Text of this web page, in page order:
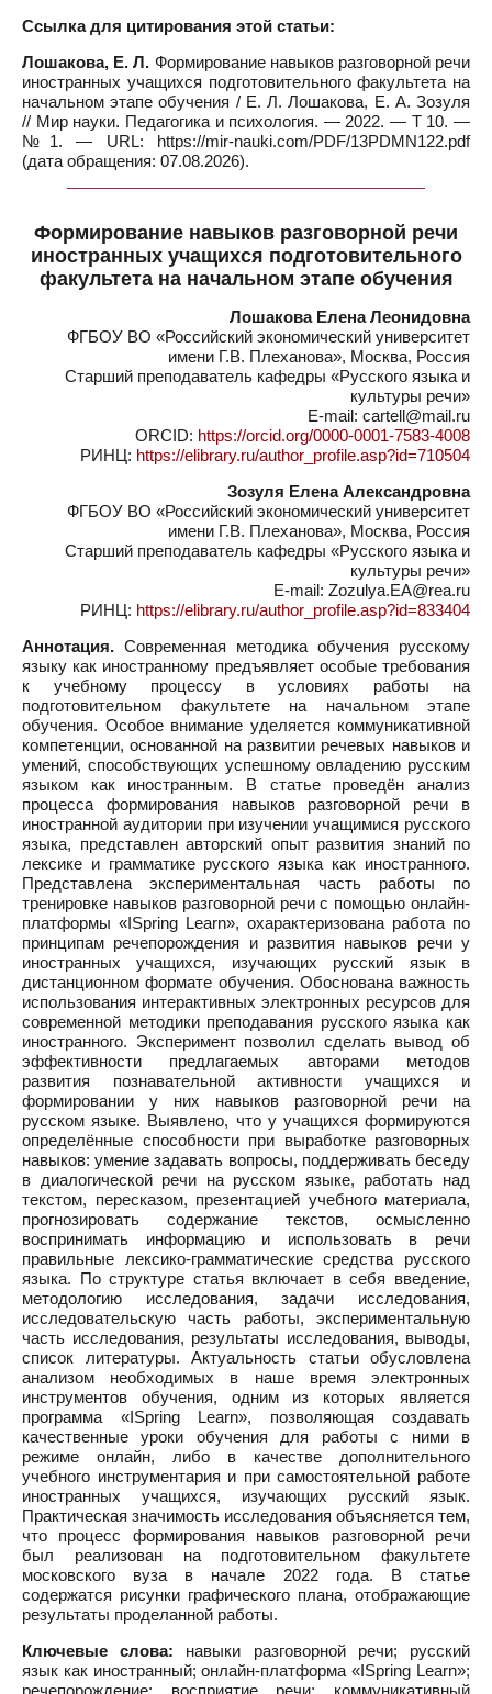
Ссылка для цитирования этой статьи:
Лошакова, Е. Л. Формирование навыков разговорной речи
иностранных учащихся подготовительного факультета на
начальном этапе обучения / Е. Л. Лошакова, Е. А. Зозуля
// Мир науки. Педагогика и психология. — 2022. — Т 10. —
№1. — URL: https://mir-nauki.com/PDF/13PDMN122.pdf
(дата обращения: 07.08.2026).
Формирование навыков разговорной речи
иностранных учащихся подготовительного
факультета на начальном этапе обучения
Лошакова Елена Леонидовна
ФГБОУ ВО «Российский экономический университет
имени Г.В. Плеханова», Москва, Россия
Старший преподаватель кафедры «Русского языка и
культуры речи»
E-mail: cartell@mail.ru
ORCID: https://orcid.org/0000-0001-7583-4008
РИНЦ: https://elibrary.ru/author_profile.asp?id=710504
Зозуля Елена Александровна
ФГБОУ ВО «Российский экономический университет
имени Г.В. Плеханова», Москва, Россия
Старший преподаватель кафедры «Русского языка и
культуры речи»
E-mail: Zozulya.EA@rea.ru
РИНЦ: https://elibrary.ru/author_profile.asp?id=833404
Аннотация. Современная методика обучения русскому
языку как иностранному предъявляет особые требования
к учебному процессу в условиях работы на
подготовительном факультете на начальном этапе
обучения. Особое внимание уделяется коммуникативной
компетенции, основанной на развитии речевых навыков и
умений, способствующих успешному овладению русским
языком как иностранным. В статье проведён анализ
процесса формирования навыков разговорной речи в
иностранной аудитории при изучении учащимися русского
языка, представлен авторский опыт развития знаний по
лексике и грамматике русского языка как иностранного.
Представлена экспериментальная часть работы по
тренировке навыков разговорной речи с помощью онлайн-
платформы «ISpring Learn», охарактеризована работа по
принципам речепорождения и развития навыков речи у
иностранных учащихся, изучающих русский язык в
дистанционном формате обучения. Обоснована важность
использования интерактивных электронных ресурсов для
современной методики преподавания русского языка как
иностранного. Эксперимент позволил сделать вывод об
эффективности предлагаемых авторами методов
развития познавательной активности учащихся и
формировании у них навыков разговорной речи на
русском языке. Выявлено, что у учащихся формируются
определённые способности при выработке разговорных
навыков: умение задавать вопросы, поддерживать беседу
в диалогической речи на русском языке, работать над
текстом, пересказом, презентацией учебного материала,
прогнозировать содержание текстов, осмысленно
воспринимать информацию и использовать в речи
правильные лексико-грамматические средства русского
языка. По структуре статья включает в себя введение,
методологию исследования, задачи исследования,
исследовательскую часть работы, экспериментальную
часть исследования, результаты исследования, выводы,
список литературы. Актуальность статьи обусловлена
анализом необходимых в наше время электронных
инструментов обучения, одним из которых является
программа «ISpring Learn», позволяющая создавать
качественные уроки обучения для работы с ними в
режиме онлайн, либо в качестве дополнительного
учебного инструментария и при самостоятельной работе
иностранных учащихся, изучающих русский язык.
Практическая значимость исследования объясняется тем,
что процесс формирования навыков разговорной речи
был реализован на подготовительном факультете
московского вуза в начале 2022 года. В статье
содержатся рисунки графического плана, отображающие
результаты проделанной работы.
Ключевые слова: навыки разговорной речи; русский
язык как иностранный; онлайн-платформа «ISpring Learn»;
речепорождение; восприятие речи; коммуникативный